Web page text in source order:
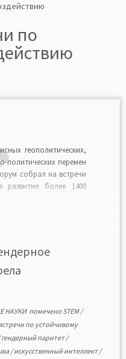
по
геополитических,
политических перемен
собрал на встречи
более 1400
организовать
достижений […]
НАУКИ помечено STEM/
по устойчивому
гендерный паритет/
/искусственный интеллект/